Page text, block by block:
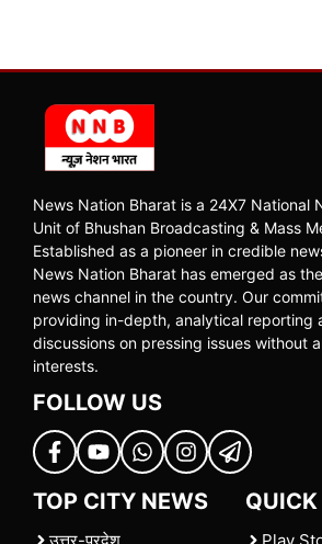
News Nation Bharat is a 24X7 National
Unit of Bhushan Broadcasting & Mass
Established as a pioneer in credible
News Nation Bharat has emerged as
news channel in the country. Our
providing in-depth, analytical reporting
discussions on pressing issues without
interests.
FOLLOW US
TOP CITY NEWS